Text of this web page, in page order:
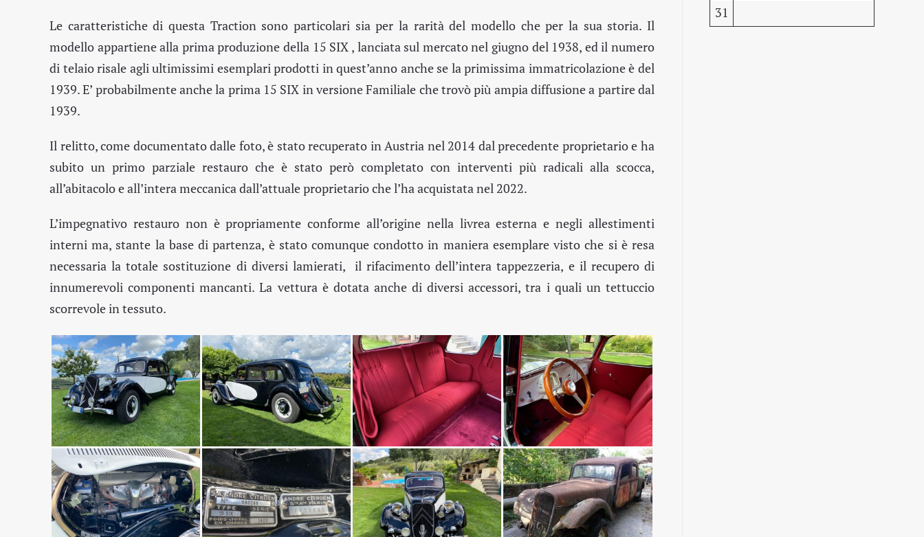
Le caratteristiche di questa Traction sono particolari sia per la rarità del modello che per la sua storia. Il
modello appartiene alla prima produzione della 15 SIX , lanciata sul mercato nel giugno del 1938, ed il numero
di telaio risale agli ultimissimi esemplari prodotti in quest’anno anche se la primissima immatricolazione è del
1939. E’ probabilmente anche la prima 15 SIX in versione Familiale che trovò più ampia diffusione a partire dal
1939.
Il relitto, come documentato dalle foto, è stato recuperato in Austria nel 2014 dal precedente proprietario e ha
subito un primo parziale restauro che è stato però completato con interventi più radicali alla scocca,
all’abitacolo e all’intera meccanica dall’attuale proprietario che l’ha acquistata nel 2022.
L’impegnativo restauro non è propriamente conforme all’origine nella livrea esterna e negli allestimenti
interni ma, stante la base di partenza, è stato comunque condotto in maniera esemplare visto che si è resa
necessaria la totale sostituzione di diversi lamierati, il rifacimento dell’intera tappezzeria, e il recupero di
innumerevoli componenti mancanti. La vettura è dotata anche di diversi accessori, tra i quali un tettuccio
scorrevole in tessuto.
31